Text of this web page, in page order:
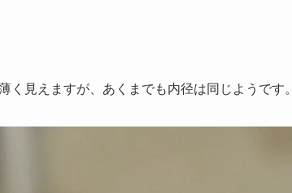
く見えますが、あくまでも内径は同じようです。